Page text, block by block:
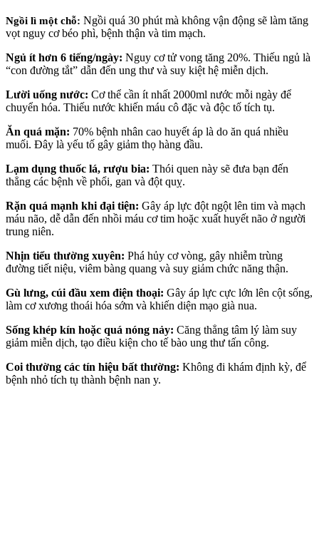
Ngồi lì một chỗ: Ngồi quá 30 phút mà không vận động sẽ làm tăng
vọt nguy cơ béo phì, bệnh thận và tim mạch.
Ngủ ít hơn 6 tiếng/ngày: Nguy cơ tử vong tăng 20%. Thiếu ngủ là
“con đường tắt” dẫn đến ung thư và suy kiệt hệ miễn dịch.
Lười uống nước: Cơ thể cần ít nhất 2000ml nước mỗi ngày để
chuyển hóa. Thiếu nước khiến máu cô đặc và độc tố tích tụ.
Ăn quá mặn: 70% bệnh nhân cao huyết áp là do ăn quá nhiều
muối. Đây là yếu tố gây giảm thọ hàng đầu.
Lạm dụng thuốc lá, rượu bia: Thói quen này sẽ đưa bạn đến
thẳng các bệnh về phổi, gan và đột quỵ.
Rặn quá mạnh khi đại tiện: Gây áp lực đột ngột lên tim và mạch
máu não, dễ dẫn đến nhồi máu cơ tim hoặc xuất huyết não ở người
trung niên.
Nhịn tiểu thường xuyên: Phá hủy cơ vòng, gây nhiễm trùng
đường tiết niệu, viêm bàng quang và suy giảm chức năng thận.
Gù lưng, cúi đầu xem điện thoại: Gây áp lực cực lớn lên cột sống,
làm cơ xương thoái hóa sớm và khiến diện mạo già nua.
Sống khép kín hoặc quá nóng nảy: Căng thẳng tâm lý làm suy
giảm miễn dịch, tạo điều kiện cho tế bào ung thư tấn công.
Coi thường các tín hiệu bất thường: Không đi khám định kỳ, để
bệnh nhỏ tích tụ thành bệnh nan y.